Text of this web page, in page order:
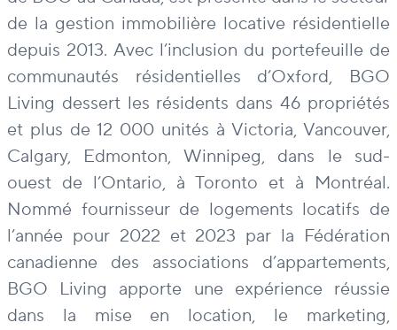
de la gestion immobilière locative résidentielle
depuis 2013. Avec l’inclusion du portefeuille de
communautés résidentielles d’Oxford, BGO
Living dessert les résidents dans 46 propriétés
et plus de 12 000 unités à Victoria, Vancouver,
Calgary, Edmonton, Winnipeg, dans le sud-
ouest de l’Ontario, à Toronto et à Montréal.
Nommé fournisseur de logements locatifs de
l’année pour 2022 et 2023 par la Fédération
canadienne des associations d’appartements,
BGO Living apporte une expérience réussie
dans la mise en location, le marketing,